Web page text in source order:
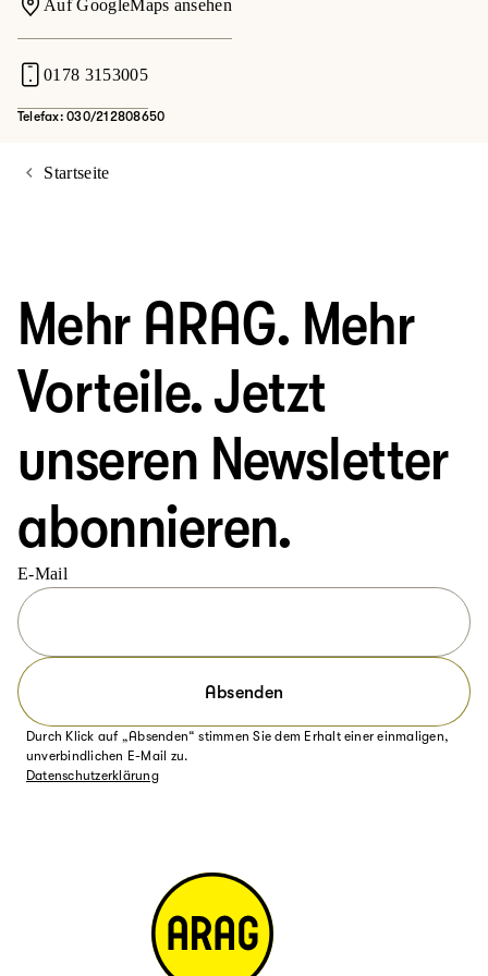
Auf GoogleMaps ansehen
0178 3153005
Telefax: 030/212808650
Startseite
Mehr ARAG. Mehr
Vorteile. Jetzt
unseren Newsletter
abonnieren.
E-Mail
Absenden
Durch Klick auf „Absenden“ stimmen Sie dem Erhalt einer einmaligen,
unverbindlichen E-Mail zu.
Datenschutzerklärung